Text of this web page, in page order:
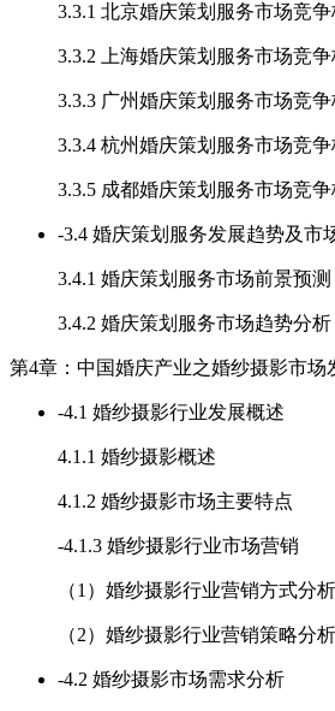
3.3.1 北京婚庆策划服务市场竞争
3.3.2 上海婚庆策划服务市场竞争
3.3.3 广州婚庆策划服务市场竞争
3.3.4 杭州婚庆策划服务市场竞争
3.3.5 成都婚庆策划服务市场竞争
-3.4 婚庆策划服务发展趋势及市
3.4.1 婚庆策划服务市场前景预测
3.4.2 婚庆策划服务市场趋势分析
第4章：中国婚庆产业之婚纱摄影市场
-4.1 婚纱摄影行业发展概述
4.1.1 婚纱摄影概述
4.1.2 婚纱摄影市场主要特点
-4.1.3 婚纱摄影行业市场营销
（1）婚纱摄影行业营销方式分析
（2）婚纱摄影行业营销策略分析
-4.2 婚纱摄影市场需求分析